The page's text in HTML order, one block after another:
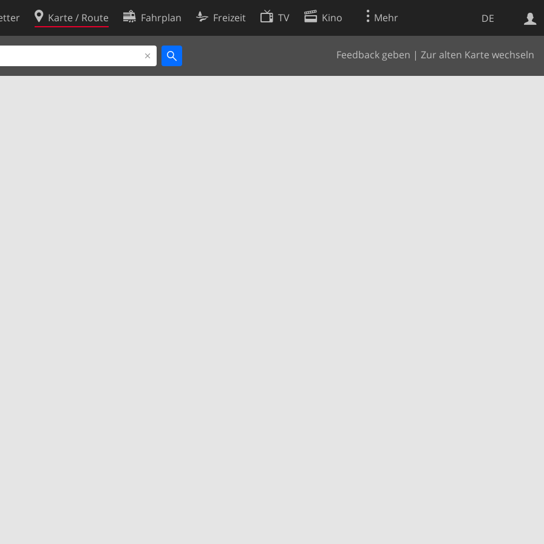
DE
Karte / Route Fahrplan Freizeit TV Kino Mehr
Feedback geben | Zur alten Karte wechseln
Websuche
Cookie-Richtlinie
Cookie-Einstellungen